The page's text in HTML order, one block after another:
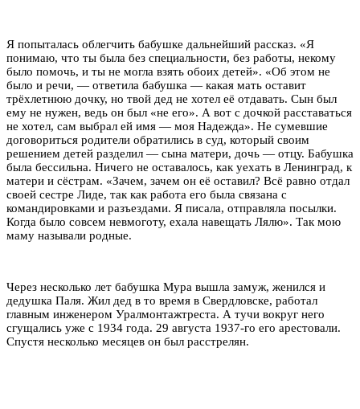
Я попыталась облегчить бабушке дальнейший рассказ. «Я
понимаю, что ты была без специальности, без работы, некому
было помочь, и ты не могла взять обоих детей». «Об этом не
было и речи, — ответила бабушка — какая мать оставит
трёхлетнюю дочку, но твой дед не хотел её отдавать. Сын был
ему не нужен, ведь он был «не его». А вот с дочкой расставаться
не хотел, сам выбрал ей имя — моя Надежда». Не сумевшие
договориться родители обратились в суд, который своим
решением детей разделил — сына матери, дочь — отцу. Бабушка
была бессильна. Ничего не оставалось, как уехать в Ленинград, к
матери и сёстрам. «Зачем, зачем он её оставил? Всё равно отдал
своей сестре Лиде, так как работа его была связана с
командировками и разъездами. Я писала, отправляла посылки.
Когда было совсем невмоготу, ехала навещать Лялю». Так мою
маму называли родные.
Через несколько лет бабушка Мура вышла замуж, женился и
дедушка Паля. Жил дед в то время в Свердловске, работал
главным инженером Уралмонтажтреста. А тучи вокруг него
сгущались уже с 1934 года. 29 августа 1937-го его арестовали.
Спустя несколько месяцев он был расстрелян.